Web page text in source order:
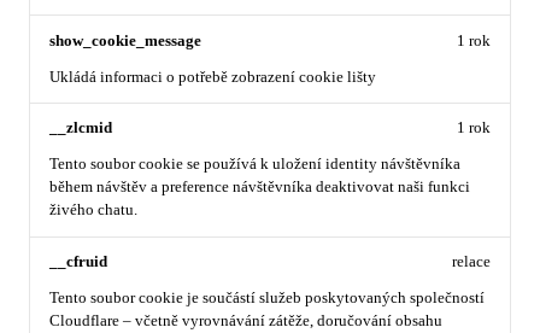
show_cookie_message
Ukládá informaci o potřebě zobrazení cookie lišty
1 rok
__zlcmid
Tento soubor cookie se používá k uložení identity návštěvníka
během návštěv a preference návštěvníka deaktivovat naši funkci
živého chatu.
1 rok
__cfruid
Tento soubor cookie je součástí služeb poskytovaných společností
Cloudflare – včetně vyrovnávání zátěže, doručování obsahu
relace